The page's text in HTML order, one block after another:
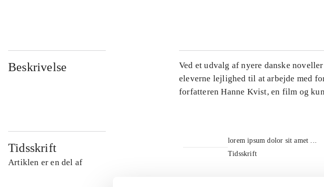
Beskrivelse
Ved et udvalg af nyere danske
eleverne lejlighed til at arbejde med
forfatteren Hanne Kvist, en film og
Tidsskrift
Artiklen er en del af
lorem ipsum dolor sit amet ...
Tidsskrift